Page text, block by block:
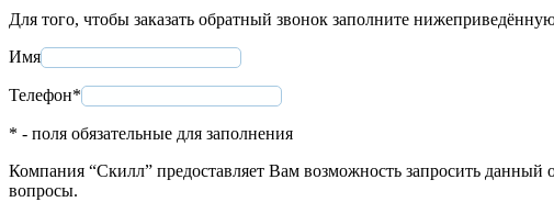
Для того, чтобы заказать обратный звонок заполните
Имя
Телефон*
* - поля обязательные для заполнения
Компания “Скилл” предоставляет Вам возможность запросить данный
вопросы.